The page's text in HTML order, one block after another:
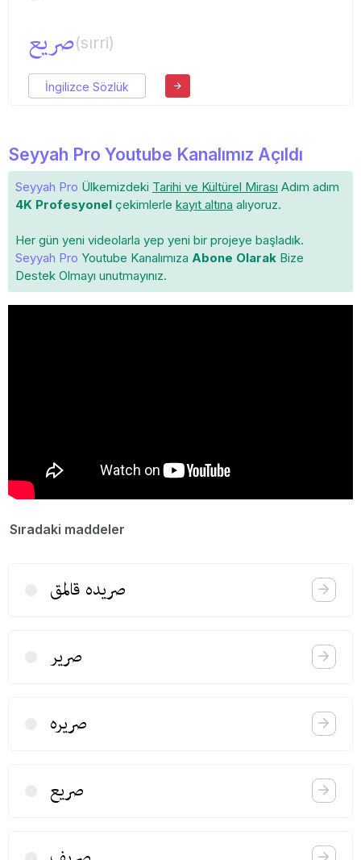
صریع(sırri)
İngilizce Sözlük
Seyyah Pro Youtube Kanalımız Açıldı
Seyyah Pro Ülkemizdeki Tarihi ve Kültürel Mirası Adım adım
4K Profesyonel çekimlerle kayıt altına alıyoruz.
Her gün yeni videolarla yep yeni bir projeye başladık.
Seyyah Pro Youtube Kanalımıza Abone Olarak Bize
Destek Olmayı unutmayınız.
Sıradaki maddeler
صریده قالمق
صریر
صریره
صریع